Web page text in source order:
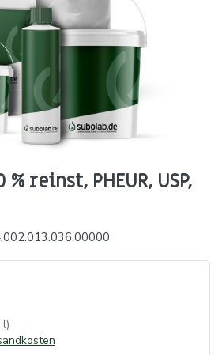
reinst, PHEUR, USP,
l)